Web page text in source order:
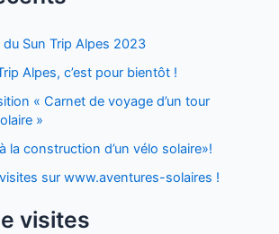
du Sun Trip Alpes 2023
Alpes, c’est pour bientôt !
« Carnet de voyage d’un tour
»
la construction d’un vélo solaire»!
sur www.aventures-solaires !
visites